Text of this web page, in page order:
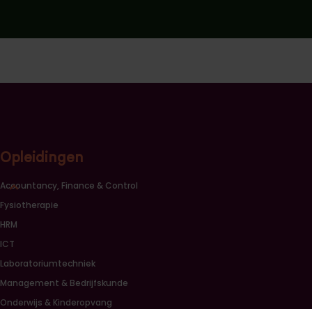
Opleidingen
Sluiten opleidingscategorieën link lijst
Accountancy, Finance & Control
Fysiotherapie
HRM
ICT
Laboratoriumtechniek
Management & Bedrijfskunde
Onderwijs & Kinderopvang